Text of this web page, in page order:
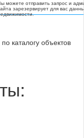
можете отправить запрос и
зарезервирует для вас
каталогу объектов